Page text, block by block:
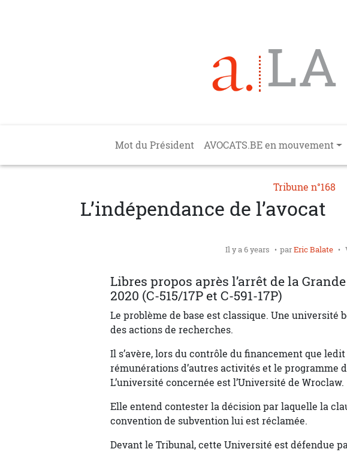
Main navigation
Mot du Président AVOCATS.BE en mouvement
Tribune n°168
L’indépendance de l’avocat
Il y a 6 years parEric Balate
Libres propos après l’arrêt de la
2020 (C-515/17P et C-591-17P)
Le problème de base est classique. Une université
des actions de recherches.
Il s’avère, lors du contrôle du financement que
rémunérations d’autres activités et le programme
L’université concernée est l’Université de Wroclaw.
Elle entend contester la décision par laquelle la
convention de subvention lui est réclamée.
Devant le Tribunal, cette Université est défendue